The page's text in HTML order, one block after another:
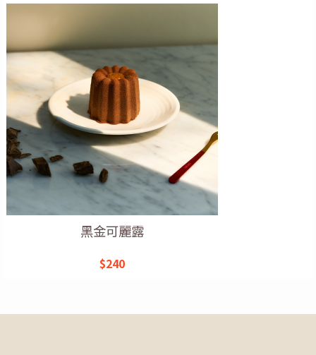
黑金可麗露
$240